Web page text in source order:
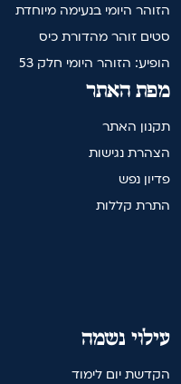
הזוהר היומי בנעימה מיוחדת
סטים זוהר מהדורת כיס
הופיע: הזוהר היומי חלק 53
מפת האתר
תקנון האתר
הצהרת נגישות
פדיון נפש
התרת קללות
עילוי נשמה
הקדשת יום לימוד